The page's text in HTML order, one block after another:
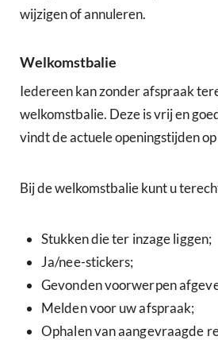
wijzigen of annuleren.
Welkomstbalie
Iedereen kan zonder afspraak
welkomstbalie. Deze is vrij en
vindt de actuele openingstijden
Bij de welkomstbalie kunt u
Stukken die ter inzage liggen;
Ja/nee-stickers;
Gevonden voorwerpen
Melden voor uw afspraak;
Ophalen van aangevraagde